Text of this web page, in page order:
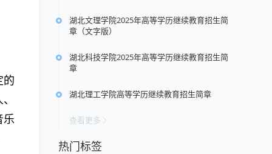
的
乐
湖北文理学院2025年高等学历继续教育招生简
章（文字版）
湖北科技学院2025年高等学历继续教育招生简
章
湖北理工学院高等学历继续教育招生简章
查看更多
热门标签